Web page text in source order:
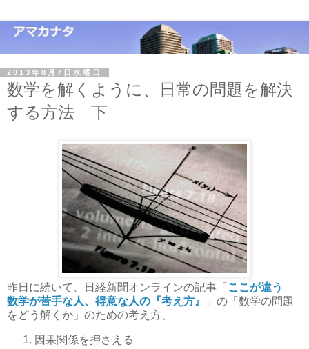
2013年8月7日水曜日
数学を解くように、日常の問題を解決
する方法 下
昨日に続いて、日経新聞オンラインの記事「 ここが違う
数学が苦手な人、得意な人の『考え方』
」の「数学の問題
をどう解くか」のための考え方、
因果関係を押さえる